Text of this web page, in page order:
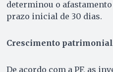
determinou o
prazo inicial de 30 dias.
Crescimento
De acordo com a PF, as